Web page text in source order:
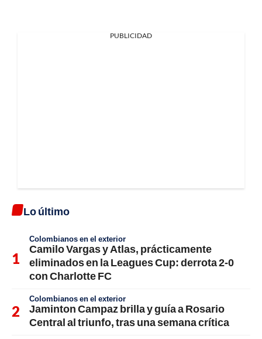
PUBLICIDAD
Lo último
Colombianos en el exterior
Camilo Vargas y Atlas, prácticamente
eliminados en la Leagues Cup: derrota 2-0
con Charlotte FC
Colombianos en el exterior
Jaminton Campaz brilla y guía a Rosario
Central al triunfo, tras una semana crítica